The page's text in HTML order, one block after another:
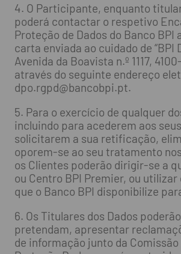
4. O Participante, enquanto
poderá contactar o respetivo
Proteção de Dados do Banco BPI
carta enviada ao cuidado de “BPI
Avenida da Boavista n.º 1117,
através do seguinte endereço
dpo.rgpd@bancobpi.pt.
5. Para o exercício de qualquer
incluindo para acederem aos
solicitarem a sua retificação,
oporem-se ao seu tratamento
os Clientes poderão dirigir-se a
ou Centro BPI Premier, ou
que o Banco BPI disponibilize
6. Os Titulares dos Dados
pretendam, apresentar
de informação junto da